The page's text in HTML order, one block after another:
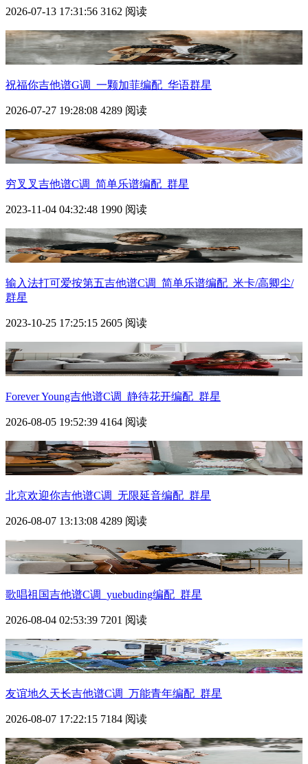
2026-07-13 17:31:56 3162 阅读
祝福你吉他谱G调_一颗加菲编配_华语群星
2026-07-27 19:28:08 4289 阅读
穷叉叉吉他谱C调_简单乐谱编配_群星
2023-11-04 04:32:48 1990 阅读
输入法打可爱按第五吉他谱C调_简单乐谱编配_米卡/高卿尘/
群星
2023-10-25 17:25:15 2605 阅读
Forever Young吉他谱C调_静待花开编配_群星
2026-08-05 19:52:39 4164 阅读
北京欢迎你吉他谱C调_无限延音编配_群星
2026-08-07 13:13:08 4289 阅读
歌唱祖国吉他谱C调_yuebuding编配_群星
2026-08-04 02:53:39 7201 阅读
友谊地久天长吉他谱C调_万能青年编配_群星
2026-08-07 17:22:15 7184 阅读